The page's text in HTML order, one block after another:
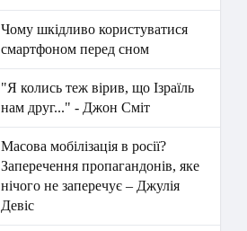
Чому шкідливо користуватися
смартфоном перед сном
"Я колись теж вірив, що Ізраїль
нам друг..." - Джон Сміт
Масова мобілізація в росії?
Заперечення пропагандонів, яке
нічого не заперечує – Джулія
Девіс